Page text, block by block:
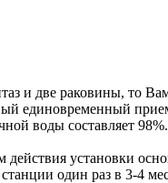
и две раковины, то
единовременный
воды составляет 98%.
установки
один раз в 3-4